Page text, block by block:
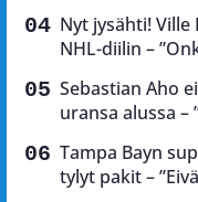
Nyt jysähti!
NHL-diilin –
Sebastian Aho
uransa alussa –
Tampa Bayn
tylyt pakit –